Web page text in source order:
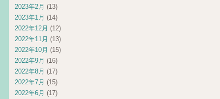
2023年2月 (13)
2023年1月 (14)
2022年12月 (12)
2022年11月 (13)
2022年10月 (15)
2022年9月 (16)
2022年8月 (17)
2022年7月 (15)
2022年6月 (17)